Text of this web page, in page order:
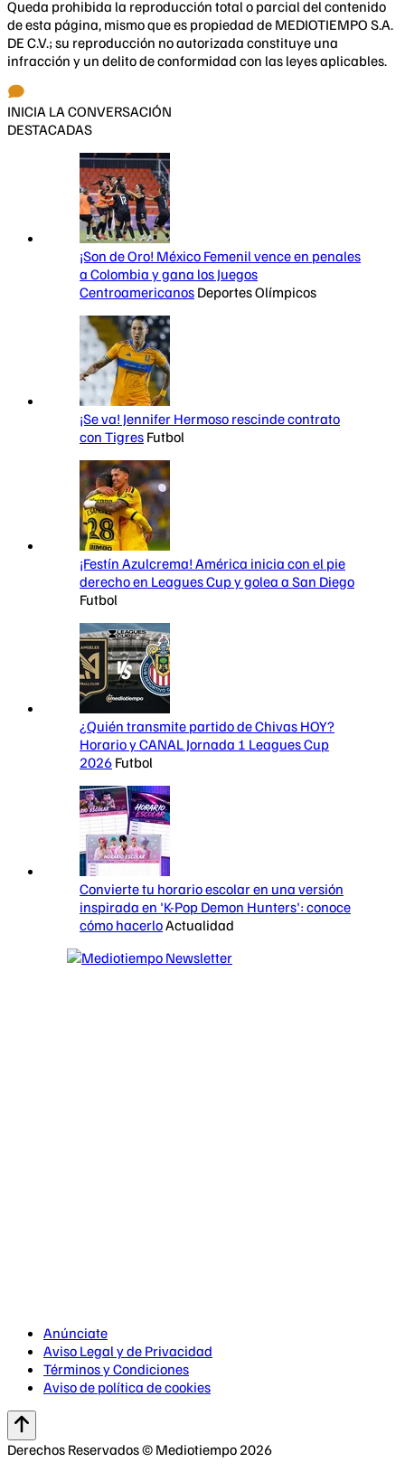
Queda prohibida la reproducción total o parcial del contenido
de esta página, mismo que es propiedad de MEDIOTIEMPO S.A.
DE C.V.; su reproducción no autorizada constituye una
infracción y un delito de conformidad con las leyes aplicables.
INICIA LA CONVERSACIÓN
DESTACADAS
¡Son de Oro! México Femenil vence en penales
a Colombia y gana los Juegos
Centroamericanos Deportes Olímpicos
¡Se va! Jennifer Hermoso rescinde contrato
con Tigres Futbol
¡Festín Azulcrema! América inicia con el pie
derecho en Leagues Cup y golea a San Diego
Futbol
¿Quién transmite partido de Chivas HOY?
Horario y CANAL Jornada 1 Leagues Cup
2026 Futbol
Convierte tu horario escolar en una versión
inspirada en 'K-Pop Demon Hunters': conoce
cómo hacerloActualidad
Anúnciate
Aviso Legal y de Privacidad
Términos y Condiciones
Aviso de política de cookies
Derechos Reservados © Mediotiempo 2026